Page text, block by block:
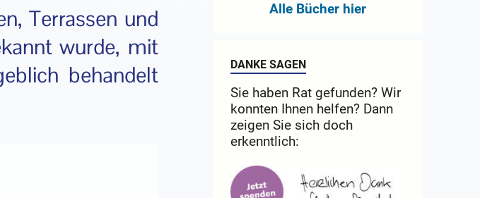
Terrassen und
wurde, mit
behandelt
Alle Bücher hier
DANKE SAGEN
Sie haben Rat gefunden? Wir
konnten Ihnen helfen? Dann
zeigen Sie sich doch
erkenntlich: